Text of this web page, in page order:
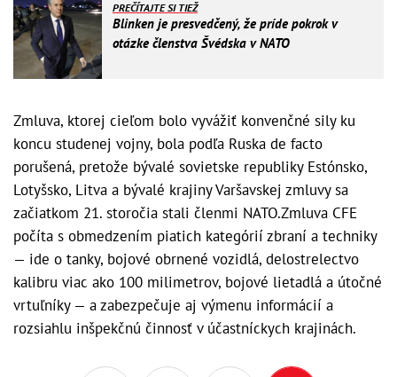
PREČÍTAJTE SI TIEŽ
Blinken je presvedčený, že príde pokrok v
otázke členstva Švédska v NATO
Zmluva, ktorej cieľom bolo vyvážiť konvenčné sily ku
koncu studenej vojny, bola podľa Ruska de facto
porušená, pretože bývalé sovietske republiky Estónsko,
Lotyšsko, Litva a bývalé krajiny Varšavskej zmluvy sa
začiatkom 21. storočia stali členmi NATO.Zmluva CFE
počíta s obmedzením piatich kategórií zbraní a techniky
— ide o tanky, bojové obrnené vozidlá, delostrelectvo
kalibru viac ako 100 milimetrov, bojové lietadlá a útočné
vrtuľníky — a zabezpečuje aj výmenu informácií a
rozsiahlu inšpekčnú činnosť v účastníckych krajinách.